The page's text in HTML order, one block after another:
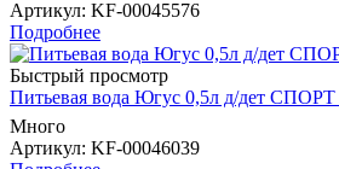
Артикул: KF-00045576
Подробнее
Быстрый просмотр
Питьевая вода Югус 0,5л д/дет
Много
Артикул: KF-00046039